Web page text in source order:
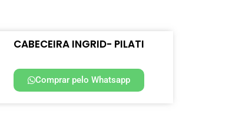
CABECEIRA INGRID- PILATI
Comprar pelo Whatsapp